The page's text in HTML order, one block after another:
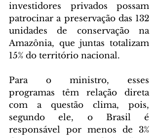
investidores privados possam
patrocinar a preservação das 132
unidades de conservação na
Amazônia, que juntas totalizam
15% do território nacional.
Para o ministro, esses
programas têm relação direta
com a questão clima, pois,
segundo ele, o Brasil é
responsável por menos de 3%